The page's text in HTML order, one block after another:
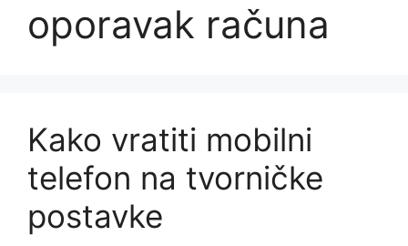
oporavak računa
Kako vratiti mobilni
telefon na tvorničke
postavke